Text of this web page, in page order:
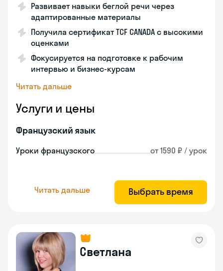
Развивает навыки беглой речи через
адаптированные материалы
Получила сертификат TCF CANADA с высокими
оценками
Фокусируется на подготовке к рабочим
интервью и бизнес-курсам
Читать дальше
Услуги и цены
Французский язык
Уроки французского от 1590 ₽ / урок
Читать дальше Выбрать время
Светлана